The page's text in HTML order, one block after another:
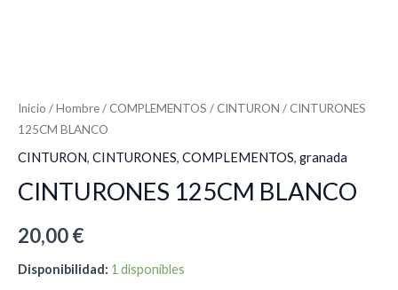
Inicio /Hombre/ COMPLEMENTOS / CINTURON / CINTURONES
125CM BLANCO
CINTURON, CINTURONES, COMPLEMENTOS, granada
CINTURONES 125CM BLANCO
20,00€
Disponibilidad: 1 disponibles